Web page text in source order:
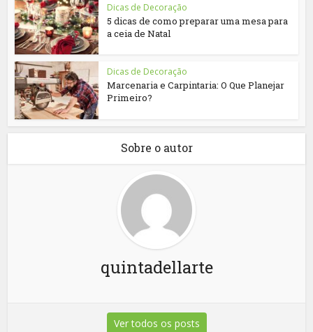
Dicas de Decoração
5 dicas de como preparar uma mesa para
a ceia de Natal
Dicas de Decoração
Marcenaria e Carpintaria: O Que Planejar
Primeiro?
Sobre o autor
quintadellarte
Ver todos os posts